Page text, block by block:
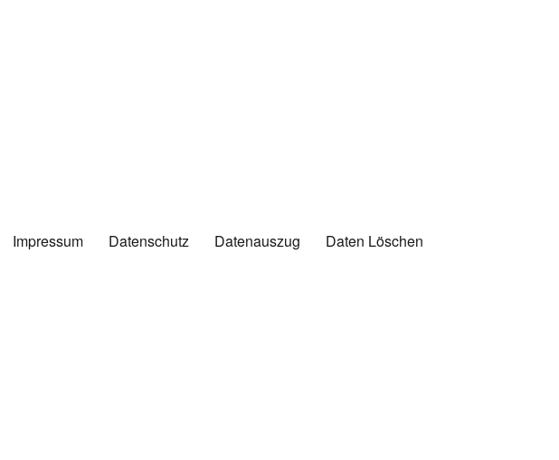
Impressum Datenschutz Datenauszug
Daten Löschen